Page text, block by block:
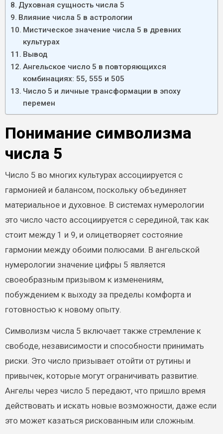
Духовная сущность числа 5
Влияние числа 5 в астрологии
Мистическое значение числа 5 в древних
культурах
Вывод
Ангельское число 5 в повторяющихся
комбинациях: 55, 555 и 505
Число 5 и личные трансформации в эпоху
перемен
Понимание символизма
числа 5
Число 5 во многих культурах ассоциируется с
гармонией и балансом, поскольку объединяет
материальное и духовное. В системах нумерологии
это число часто ассоциируется с серединой, так как
стоит между 1 и 9, и олицетворяет состояние
гармонии между обоими полюсами. В ангельской
нумерологии значение цифры 5 является
своеобразным призывом к изменениям,
побуждением к выходу за пределы комфорта и
готовностью к новому опыту.
Символизм числа 5 включает также стремление к
свободе, независимости и способности принимать
риски. Это число призывает отойти от рутины и
привычек, которые могут ограничивать развитие.
Ангелы через число 5 передают, что пришло время
действовать и искать новые возможности, даже если
это может казаться рискованным или сложным.